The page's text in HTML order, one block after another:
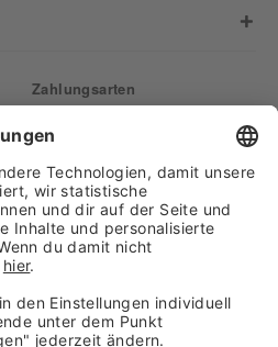
Zahlungsarten
Finden Sie uns auf: